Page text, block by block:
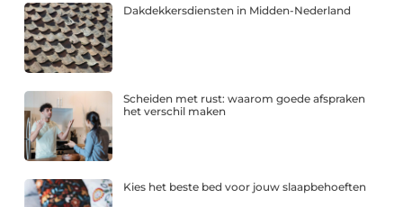
Dakdekkersdiensten in Midden-Nederland
Scheiden met rust: waarom goede afspraken
het verschil maken
Kies het beste bed voor jouw slaapbehoeften